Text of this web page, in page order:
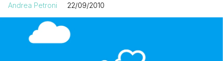
Andrea Petroni 22/09/2010